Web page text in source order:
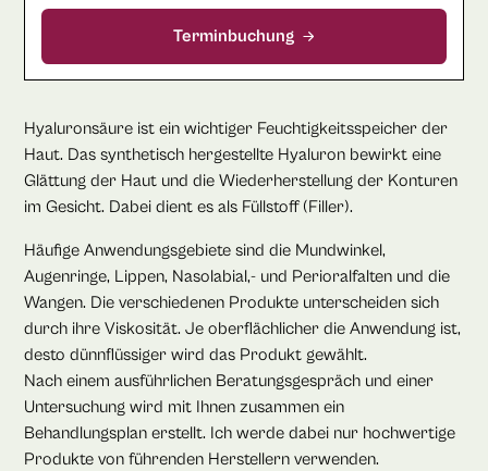
Terminbuchung
Hyaluronsäure ist ein wichtiger Feuchtigkeitsspeicher der
Haut. Das synthetisch hergestellte Hyaluron bewirkt eine
Glättung der Haut und die Wiederherstellung der Konturen
im Gesicht. Dabei dient es als Füllstoff (Filler).
Häufige Anwendungsgebiete sind die Mundwinkel,
Augenringe, Lippen, Nasolabial,- und Perioralfalten und die
Wangen. Die verschiedenen Produkte unterscheiden sich
durch ihre Viskosität. Je oberflächlicher die Anwendung ist,
desto dünnflüssiger wird das Produkt gewählt.
Nach einem ausführlichen Beratungsgespräch und einer
Untersuchung wird mit Ihnen zusammen ein
Behandlungsplan erstellt. Ich werde dabei nur hochwertige
Produkte von führenden Herstellern verwenden.